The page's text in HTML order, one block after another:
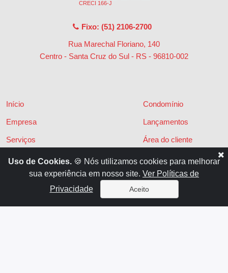
CRECI 166-J
Fixo: (51) 2106-2700
Rua Marechal Floriano, 140
Centro - Santa Cruz do Sul - RS - 96810-002
Início
Empresa
Serviços
Financiamentos
Locações
Condomínio
Lançamentos
Área do cliente
Políticas de privacidade
Contato
Uso de Cookies. 🍪 Nós utilizamos cookies para melhorar
sua experiência em nosso site. Ver Políticas de
Privacidade
Aceito